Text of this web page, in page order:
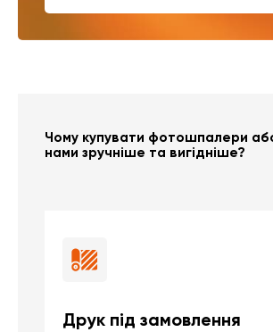
Чому купувати фотошпалери
нами зручніше та вигідніше?
Друк під замовлення